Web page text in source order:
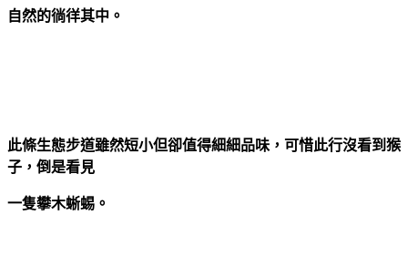
自然的徜徉其中。
此條生態步道雖然短小但卻值得細細品味，可惜此行沒看到猴
子，倒是看見
一隻攀木蜥蜴。